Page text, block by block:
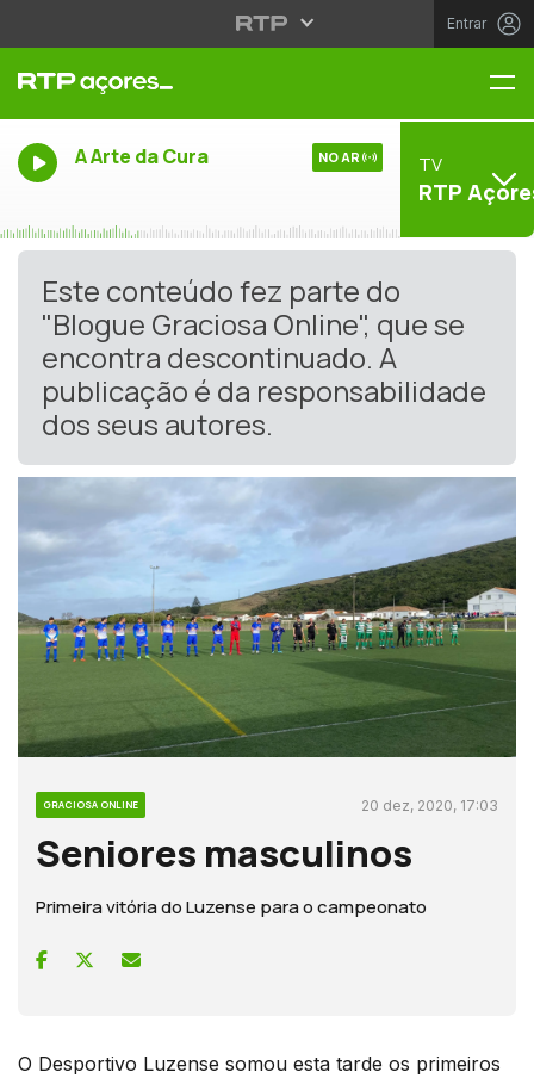
Entrar
A Arte da Cura NO AR TV
RTP
Este conteúdo fez parte do
"Blogue Graciosa Online", que se
encontra descontinuado. A
publicação é da responsabilidade
dos seus autores.
GRACIOSA ONLINE 20 dez, 2020, 17:03
Seniores masculinos
Primeira vitória do Luzense para o campeonato
O Desportivo Luzense somou esta tarde os primeiros